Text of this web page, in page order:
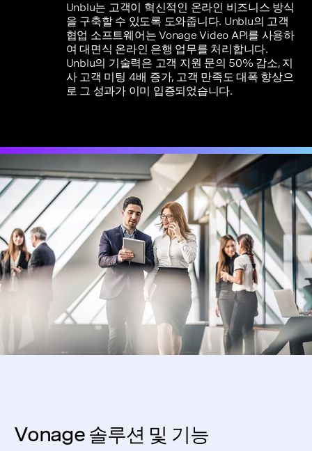
Unblu는 고객이 혁신적인 온라인 비즈니스 방식
을 구축할 수 있도록 도와줍니다. Unblu의 고객
협업 소프트웨어는 Vonage Video API를 사용하
여 대면식 온라인 은행 업무를 처리합니다.
Unblu의 기술력은 고객 지원 문의 50% 감소, 지
사 고객 미팅 4배 증가, 고객 만족도 대폭 향상으
로 그 성과가 이미 입증되었습니다.
Vonage 솔루션 및 기능